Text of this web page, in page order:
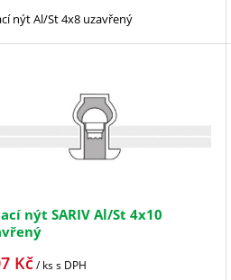
nýt Al/St 4x8 uzavřený
nýt SARIV Al/St 4x10
Kč/ kss DPH